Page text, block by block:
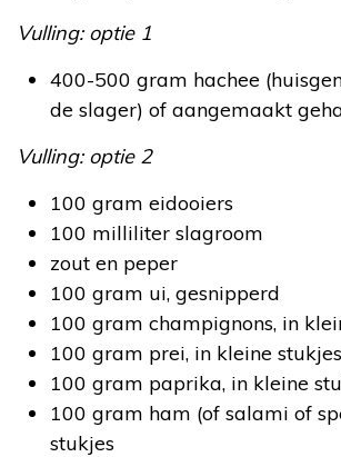
Vulling: optie 1
400-500 gram hachee
de slager) of aangemaakt
Vulling: optie 2
100 gram eidooiers
100 milliliter slagroom
zout en peper
100 gram ui, gesnipperd
100 gram champignons, in
100 gram prei, in kleine stukjes
100 gram paprika, in kleine
100 gram ham (of salami of
stukjes